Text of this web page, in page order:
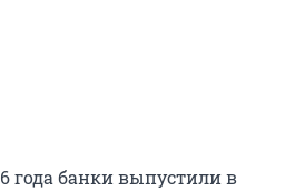
года банки выпустили в